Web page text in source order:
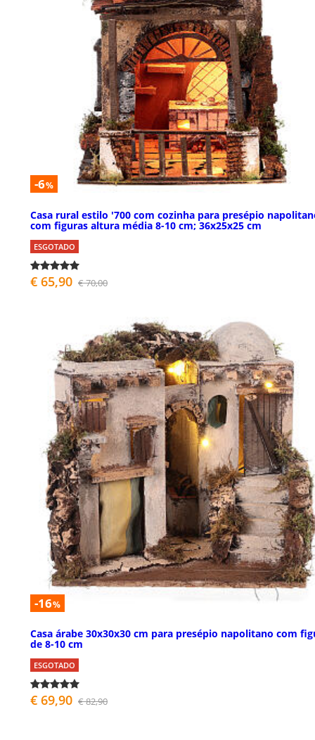
-6%
Casa rural estilo '700 com cozinha para presépio
com figuras altura média 8-10 cm; 36x25x25 cm
ESGOTADO
€ 65,90 € 70,00
-16%
Casa árabe 30x30x30 cm para presépio napolitano com
de 8-10 cm
ESGOTADO
€ 69,90 € 82,90